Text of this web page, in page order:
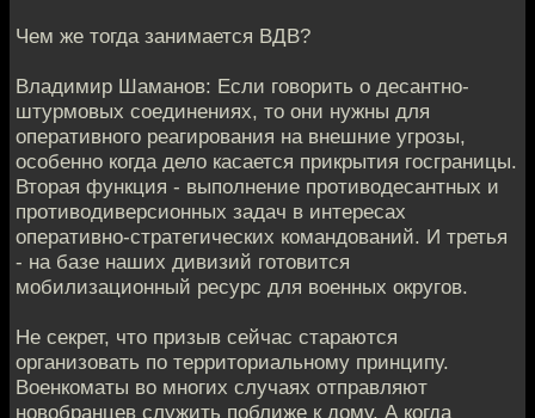
Чем же тогда занимается ВДВ?
Владимир Шаманов: Если говорить о десантно-
штурмовых соединениях, то они нужны для
оперативного реагирования на внешние угрозы,
особенно когда дело касается прикрытия госграницы.
Вторая функция - выполнение противодесантных и
противодиверсионных задач в интересах
оперативно-стратегических командований. И третья
- на базе наших дивизий готовится
мобилизационный ресурс для военных округов.
Не секрет, что призыв сейчас стараются
организовать по территориальному принципу.
Военкоматы во многих случаях отправляют
новобранцев служить поближе к дому. А когда